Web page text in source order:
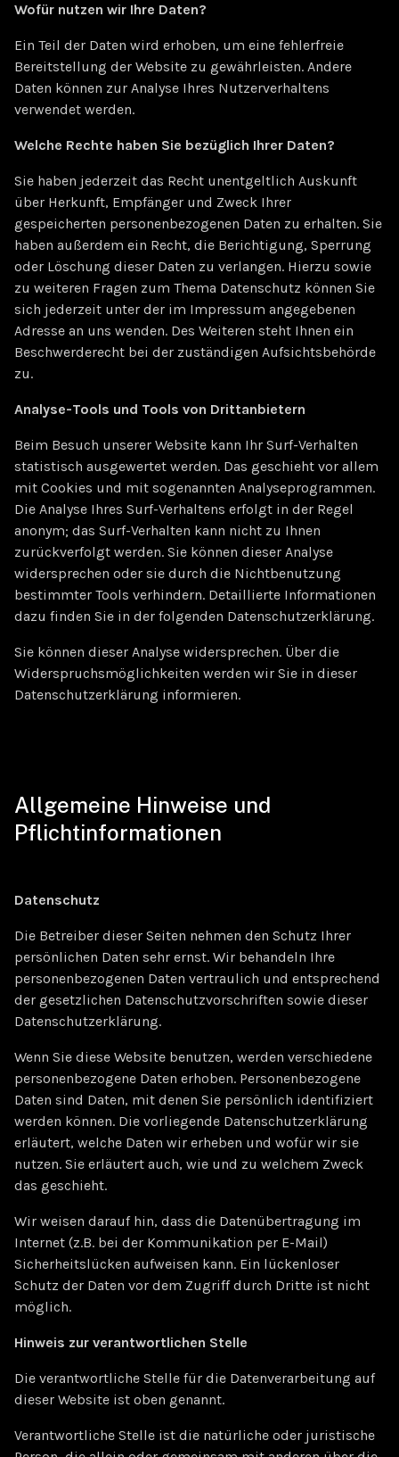
Wofür nutzen wir Ihre Daten?
Ein Teil der Daten wird erhoben, um eine fehlerfreie
Bereitstellung der Website zu gewährleisten. Andere
Daten können zur Analyse Ihres Nutzerverhaltens
verwendet werden.
Welche Rechte haben Sie bezüglich Ihrer Daten?
Sie haben jederzeit das Recht unentgeltlich Auskunft
über Herkunft, Empfänger und Zweck Ihrer
gespeicherten personenbezogenen Daten zu erhalten. Sie
haben außerdem ein Recht, die Berichtigung, Sperrung
oder Löschung dieser Daten zu verlangen. Hierzu sowie
zu weiteren Fragen zum Thema Datenschutz können Sie
sich jederzeit unter der im Impressum angegebenen
Adresse an uns wenden. Des Weiteren steht Ihnen ein
Beschwerderecht bei der zuständigen Aufsichtsbehörde
zu.
Analyse-Tools und Tools von Drittanbietern
Beim Besuch unserer Website kann Ihr Surf-Verhalten
statistisch ausgewertet werden. Das geschieht vor allem
mit Cookies und mit sogenannten Analyseprogrammen.
Die Analyse Ihres Surf-Verhaltens erfolgt in der Regel
anonym; das Surf-Verhalten kann nicht zu Ihnen
zurückverfolgt werden. Sie können dieser Analyse
widersprechen oder sie durch die Nichtbenutzung
bestimmter Tools verhindern. Detaillierte Informationen
dazu finden Sie in der folgenden Datenschutzerklärung.
Sie können dieser Analyse widersprechen. Über die
Widerspruchsmöglichkeiten werden wir Sie in dieser
Datenschutzerklärung informieren.
Allgemeine Hinweise und
Pflichtinformationen
Datenschutz
Die Betreiber dieser Seiten nehmen den Schutz Ihrer
persönlichen Daten sehr ernst. Wir behandeln Ihre
personenbezogenen Daten vertraulich und entsprechend
der gesetzlichen Datenschutzvorschriften sowie dieser
Datenschutzerklärung.
Wenn Sie diese Website benutzen, werden verschiedene
personenbezogene Daten erhoben. Personenbezogene
Daten sind Daten, mit denen Sie persönlich identifiziert
werden können. Die vorliegende Datenschutzerklärung
erläutert, welche Daten wir erheben und wofür wir sie
nutzen. Sie erläutert auch, wie und zu welchem Zweck
das geschieht.
Wir weisen darauf hin, dass die Datenübertragung im
Internet (z.B. bei der Kommunikation per E-Mail)
Sicherheitslücken aufweisen kann. Ein lückenloser
Schutz der Daten vor dem Zugriff durch Dritte ist nicht
möglich.
Hinweis zur verantwortlichen Stelle
Die verantwortliche Stelle für die Datenverarbeitung auf
dieser Website ist oben genannt.
Verantwortliche Stelle ist die natürliche oder juristische